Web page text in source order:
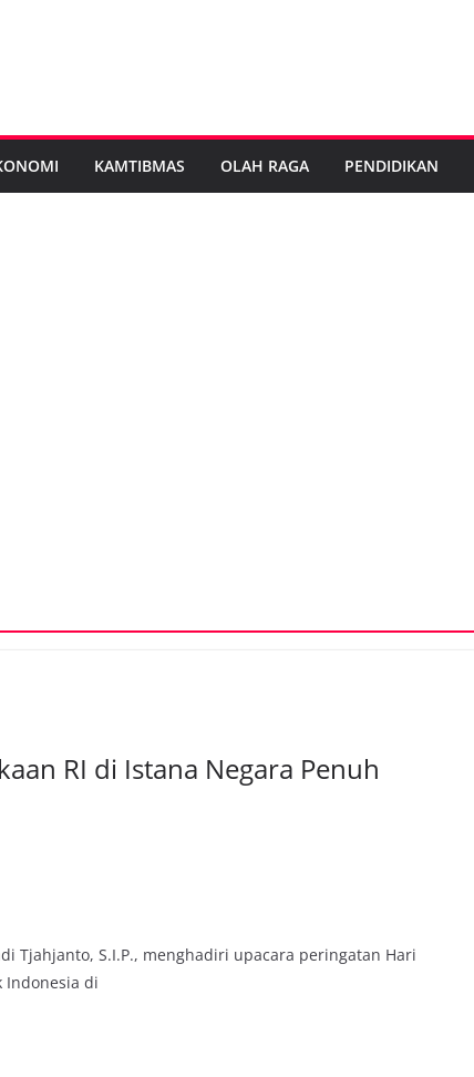
KAMTIBMAS OLAH RAGA PENDIDIKAN
RI di Istana Negara Penuh
Tjahjanto, S.I.P., menghadiri upacara peringatan Hari
Indonesia di